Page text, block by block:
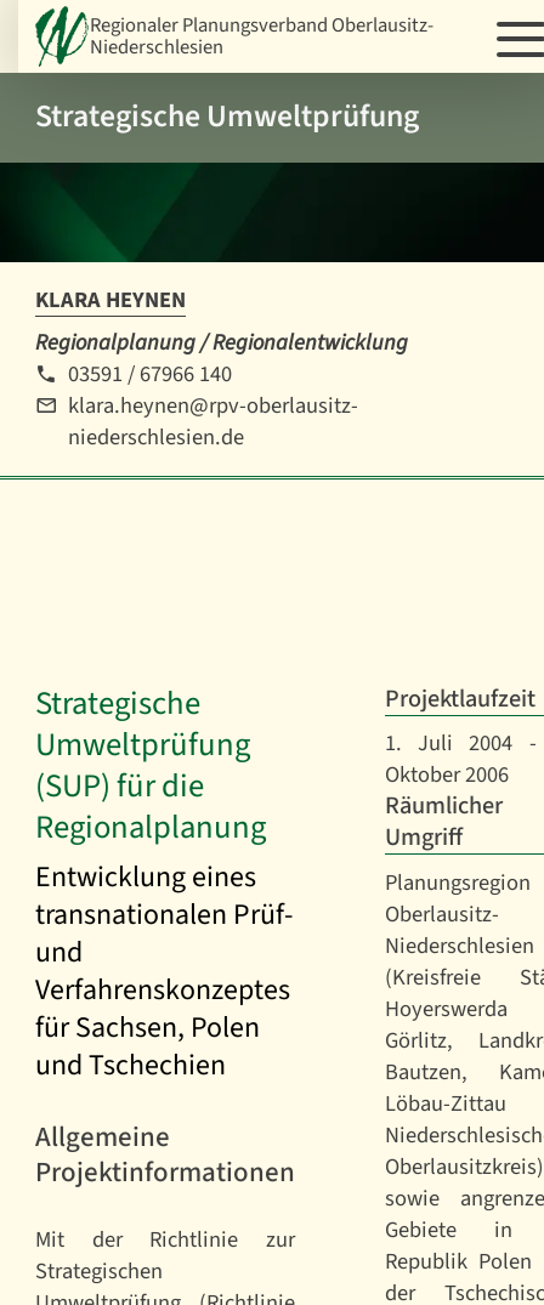
Regionaler Planungsverband Oberlausitz-
Niederschlesien
Strategische Umweltprüfung
KLARA HEYNEN
Regionalplanung / Regionalentwicklung
03591 / 67966 140
klara.heynen@rpv-oberlausitz-
niederschlesien.de
Strategische
Umweltprüfung
(SUP) für die
Regionalplanung
Entwicklung eines
transnationalen Prüf-
und
Verfahrenskonzeptes
für Sachsen, Polen
und Tschechien
Allgemeine
Projektinformationen
Mit der Richtlinie zur
Strategischen
Projektlaufzeit
1. Juli 2004 -
Oktober 2006
Räumlicher
Umgriff
Planungsregion
Oberlausitz-
Niederschlesien
(Kreisfreie
Hoyerswerda
Görlitz,
Bautzen,
Löbau-Zittau
Oberlausitzkreis)
sowie
Gebiete in
Republik Polen
der